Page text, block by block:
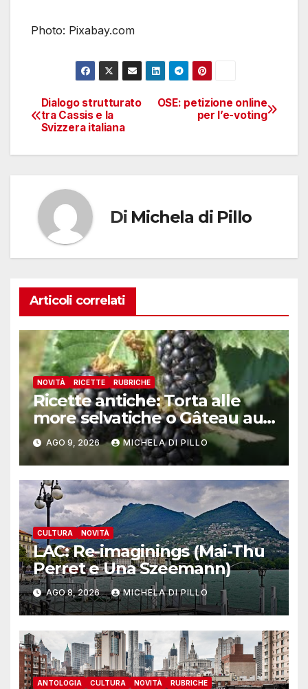
Photo: Pixabay.com
Navigazione
articoli
OSE: petizione online
per l’e-voting
Dialogo strutturato
tra Cassis e la
Svizzera italiana
Di Michela di Pillo
Articoli correlati
NOVITÀ RICETTE RUBRICHE
Ricette antiche: Torta alle
more selvatiche o Gâteau au
mȗres sauvages
AGO 9, 2026 MICHELA DI PILLO
CULTURA NOVITÀ
LAC: Re-imaginings (Mai-Thu
Perret e Una Szeemann)
AGO 8, 2026 MICHELA DI PILLO
ANTOLOGIA CULTURA NOVITÀ RUBRICHE